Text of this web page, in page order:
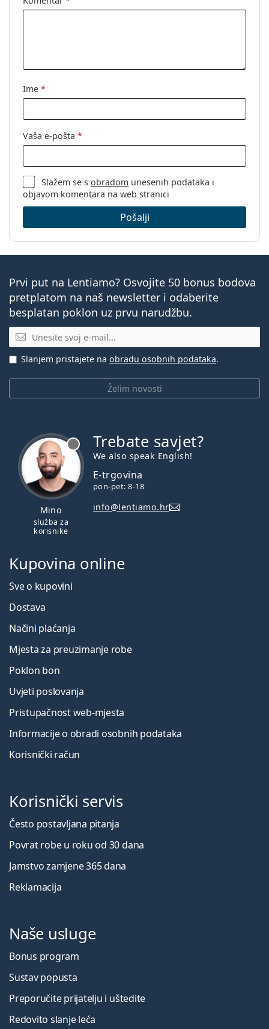
Spol:
Ženske
Kod:
0MK4030 3162 54
Ime *
Vaša e-pošta *
Slažem se sobradom unesenih podataka i
objavom komentara na web stranici
Pošalji
Prvi put na Lentiamo? Osvojite 50 bonus bodova
pretplatom na naš newsletter i odaberite
besplatan poklon uz prvu narudžbu.
E-mail
Želim novosti
Slanjem pristajete na obradu osobnih podataka.
Mino
služba za
korisnike
Trebate savjet?
We also speak English!
E-trgovina
pon-pet: 8-18
info@lentiamo.hr
Kupovina online
Sve o kupovini
Dostava
Načini plaćanja
Mjesta za preuzimanje robe
Poklon bon
Uvjeti poslovanja
Pristupačnost web-mjesta
Informacije o obradi osobnih podataka
Korisnički račun
Korisnički servis
Često postavljana pitanja
Povrat robe u roku od 30 dana
Jamstvo zamjene 365 dana
Reklamacija
Naše usluge
Bonus program
Sustav popusta
Preporučite prijatelju i uštedite
Redovito slanje leća